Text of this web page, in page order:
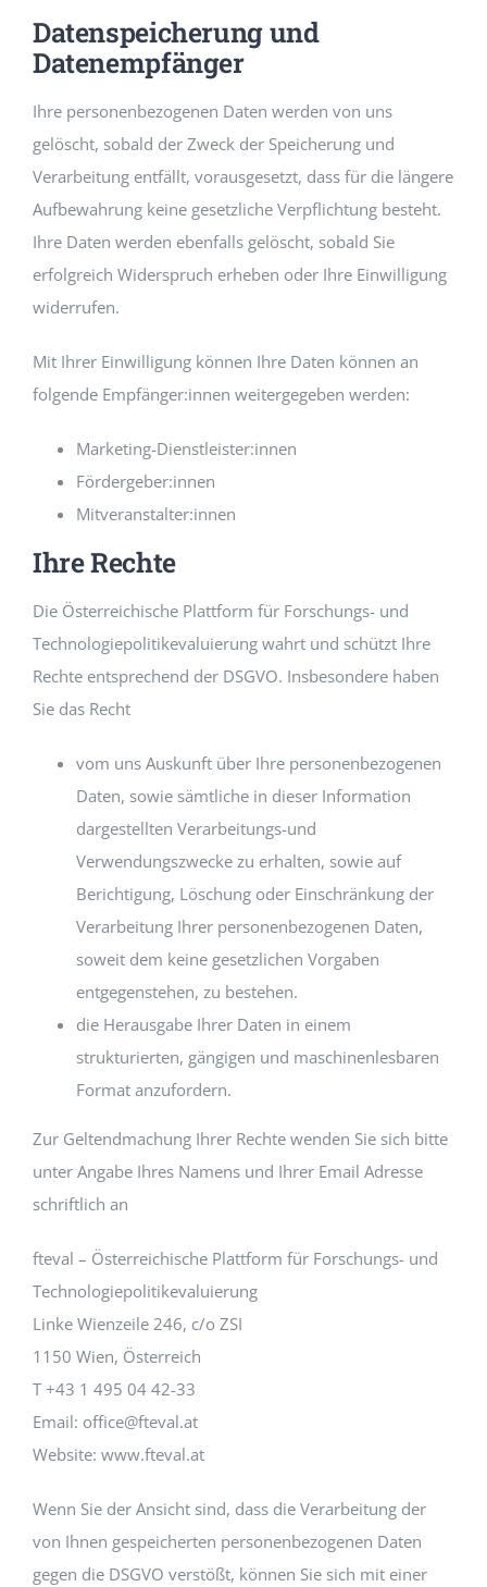
Datenspeicherung und
Datenempfänger
Ihre personenbezogenen Daten werden von uns
gelöscht, sobald der Zweck der Speicherung und
Verarbeitung entfällt, vorausgesetzt, dass für die längere
Aufbewahrung keine gesetzliche Verpflichtung besteht.
Ihre Daten werden ebenfalls gelöscht, sobald Sie
erfolgreich Widerspruch erheben oder Ihre Einwilligung
widerrufen.
Mit Ihrer Einwilligung können Ihre Daten können an
folgende Empfänger:innen weitergegeben werden:
Marketing-Dienstleister:innen
Fördergeber:innen
Mitveranstalter:innen
Ihre Rechte
Die Österreichische Plattform für Forschungs- und
Technologiepolitikevaluierung wahrt und schützt Ihre
Rechte entsprechend der DSGVO. Insbesondere haben
Sie das Recht
vom uns Auskunft über Ihre personenbezogenen
Daten, sowie sämtliche in dieser Information
dargestellten Verarbeitungs-und
Verwendungszwecke zu erhalten, sowie auf
Berichtigung, Löschung oder Einschränkung der
Verarbeitung Ihrer personenbezogenen Daten,
soweit dem keine gesetzlichen Vorgaben
entgegenstehen, zu bestehen.
die Herausgabe Ihrer Daten in einem
strukturierten, gängigen und maschinenlesbaren
Format anzufordern.
Zur Geltendmachung Ihrer Rechte wenden Sie sich bitte
unter Angabe Ihres Namens und Ihrer Email Adresse
schriftlich an
fteval – Österreichische Plattform für Forschungs- und
Technologiepolitikevaluierung
Linke Wienzeile 246, c/o ZSI
1150 Wien, Österreich
T +43 1 495 04 42-33
Email: office@fteval.at
Website: www.fteval.at
Wenn Sie der Ansicht sind, dass die Verarbeitung der
von Ihnen gespeicherten personenbezogenen Daten
gegen die DSGVO verstößt, können Sie sich mit einer